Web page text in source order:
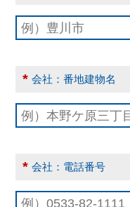
* 会社：番地建物名
* 会社：電話番号